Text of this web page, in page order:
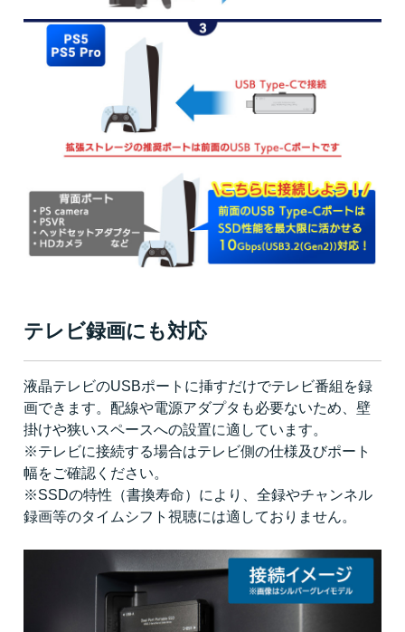
テレビ録画にも対応
液晶テレビのUSBポートに挿すだけでテレビ番組を録
画できます。配線や電源アダプタも必要ないため、壁
掛けや狭いスペースへの設置に適しています。
※テレビに接続する場合はテレビ側の仕様及びポート
幅をご確認ください。
※SSDの特性（書換寿命）により、全録やチャンネル
録画等のタイムシフト視聴には適しておりません。